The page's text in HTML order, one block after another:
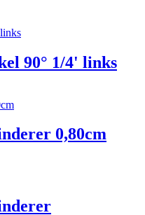
90° 1/4' links
0,80cm